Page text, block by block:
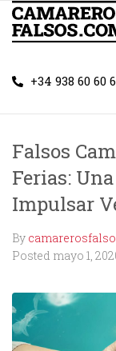
+34 938 60 60
Falsos
Ferias:
Impulsar
By
Posted mayo 1,